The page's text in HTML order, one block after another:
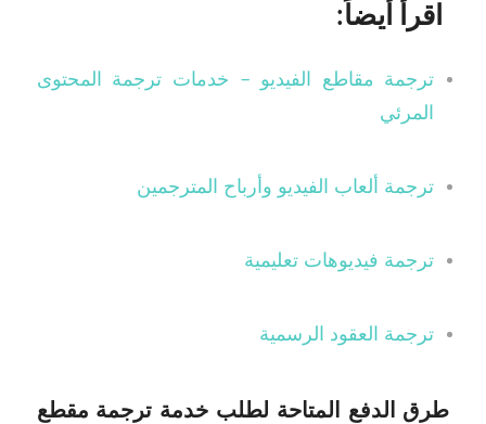
اقرأ أيضاً:
ترجمة مقاطع الفيديو – خدمات ترجمة المحتوى
المرئي
ترجمة ألعاب الفيديو وأرباح المترجمين
ترجمة فيديوهات تعليمية
ترجمة العقود الرسمية
طرق الدفع المتاحة لطلب خدمة ترجمة مقطع